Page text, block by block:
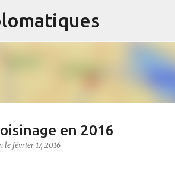
en 2016
le février 17, 2016